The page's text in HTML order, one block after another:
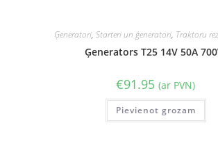
Ģeneratori, Starteri un ģeneratori, Traktoru
Ģenerators T25 14V 50A
€91.95 (ar PVN)
Pievienot grozam